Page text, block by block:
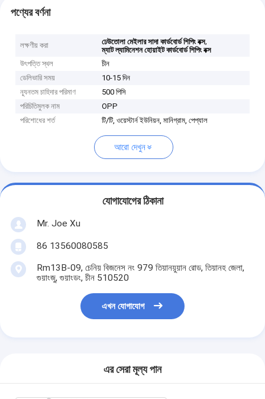
পণ্যের বর্ণনা
লক্ষণীয় করা ঢেউতোলা মেইলার সাদা কার্ডবোর্ড শিপিং বক্স,
ম্যাট ল্যামিনেশন হোয়াইট কার্ডবোর্ড শিপিং বক্স
উৎপত্তি স্থল
চীন
ডেলিভারি সময়
10-15 দিন
ন্যূনতম চাহিদার পরিমাণ
500 পিসি
পরিচিতিমুলক নাম
OPP
পরিশোধের শর্ত
টি/টি, ওয়েস্টার্ন ইউনিয়ন, মানিগ্রাম, পেপ্যাল
আরো দেখুন
যোগাযোগের ঠিকানা
Mr. Joe Xu
86 13560080585
Rm13B-09, চেনিয় বিজনেস নং 979 তিয়ানয়ুয়ান রোড, তিয়ানহ জেলা,
গুয়াংজু, গুয়াংডং, চীন 510520
এখন যোগাযোগ
এর সেরা মূল্য পান